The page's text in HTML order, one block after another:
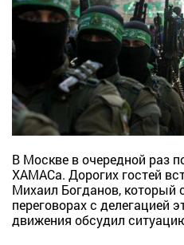
В Москве в очередной раз
ХАМАСа. Дорогих гостей
Михаил Богданов, который
переговорах с делегацией
движения обсудил